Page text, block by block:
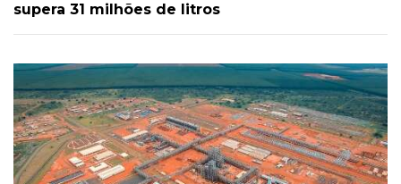
supera 31 milhões de litros